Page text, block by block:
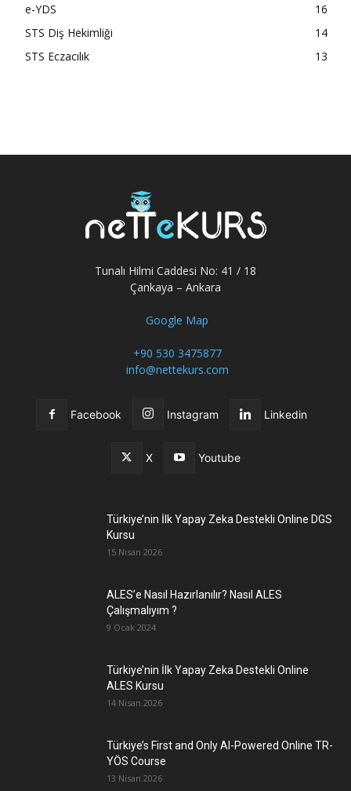
e-YDS
16
STS Diş Hekimliği
14
STS Eczacılık
13
Tunalı Hilmi Caddesi No: 41 / 18
Çankaya – Ankara
Google Map
+90 530 3475877
info@nettekurs.com
Facebook Instagram Linkedin
X Youtube
Türkiye’nin İlk Yapay Zeka Destekli Online DGS
Kursu
15 Nisan 2026
ALES’e Nasıl Hazırlanılır? Nasıl ALES
Çalışmalıyım ?
9 Ocak 2024
Türkiye’nin İlk Yapay Zeka Destekli Online
ALES Kursu
14 Nisan 2026
Türkiye’s First and Only AI-Powered Online TR-
YÖS Course
13 Nisan 2026